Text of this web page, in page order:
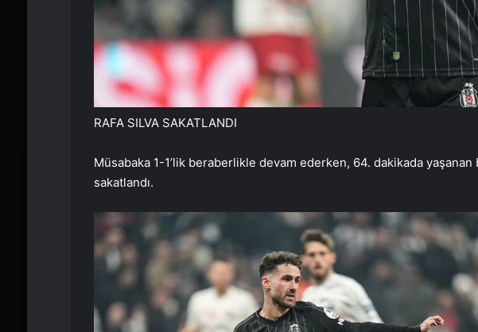
RAFA SILVA SAKATLANDI
Müsabaka 1-1’lik beraberlikle devam ederken, 64. dakikada
sakatlandı.